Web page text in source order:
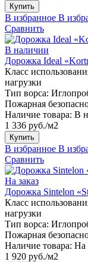
Купить
В избранное В
Сравнить
В наличии
Дорожка Ideal
Класс
нагрузки
Тип ворса:
Пожарная
Наличие товара: В
1 336 руб./м2
Купить
В избранное В
Сравнить
На заказ
Дорожка Sintelon
Класс
нагрузки
Тип ворса:
Пожарная
Наличие товара: На
1 920 руб./м2